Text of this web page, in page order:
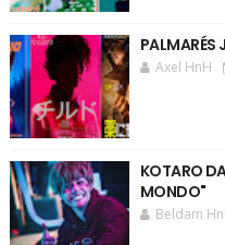
PALMARÉS
Axel HnH
KOTARO
MONDO"
Beldam